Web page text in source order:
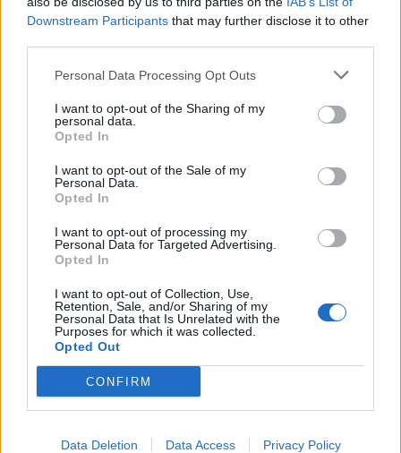
Downstream Participants that may further disclose it to other
Personal Data Processing Opt Outs
I want to opt-out of the Sharing of my
personal data.
Opted In
I want to opt-out of the Sale of my
Personal Data.
Opted In
I want to opt-out of processing my
Personal Data for Targeted Advertising.
Opted In
I want to opt-out of Collection, Use,
Retention, Sale, and/or Sharing of my
Personal Data that Is Unrelated with the
Purposes for which it was collected.
Opted Out
CONFIRM
Data Deletion Data Access Privacy Policy
Mieux que l’éponge magique, cet accessoire nettoie
tout et il dure bien plus longtemps
27 février 2025